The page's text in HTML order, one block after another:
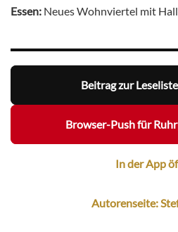
Essen: Neues Wohnviertel mit
Beitrag zur
Browser-Push für
In der App
Autorenseite: